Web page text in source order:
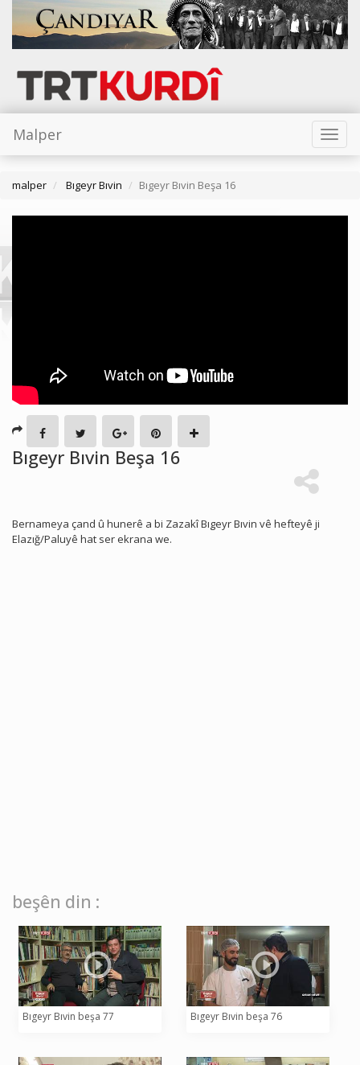
Toggle
Malper
malper Bıgeyr Bıvin Bıgeyr Bıvin Beşa 16
Bıgeyr Bıvin Beşa 16
Bernameya çand û hunerê a bi Zazakî Bıgeyr Bıvin vê hefteyê ji
Elazığ/Paluyê hat ser ekrana we.
beşên din :
Bıgeyr Bıvin beşa 77 Bıgeyr Bıvin beşa 76